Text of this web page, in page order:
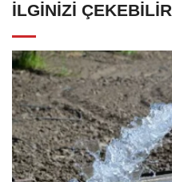
İLGINIZI ÇEKEBILIR